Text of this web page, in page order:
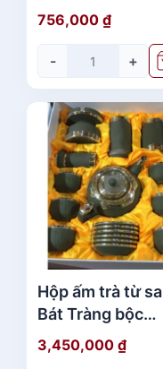
màu nâu nhạt
chính hãng
756,000 ₫
- +
Hộp ấm trà từ sa
Bát Tràng bộc
đồng cao cấp giá
rẻ
3,450,000 ₫